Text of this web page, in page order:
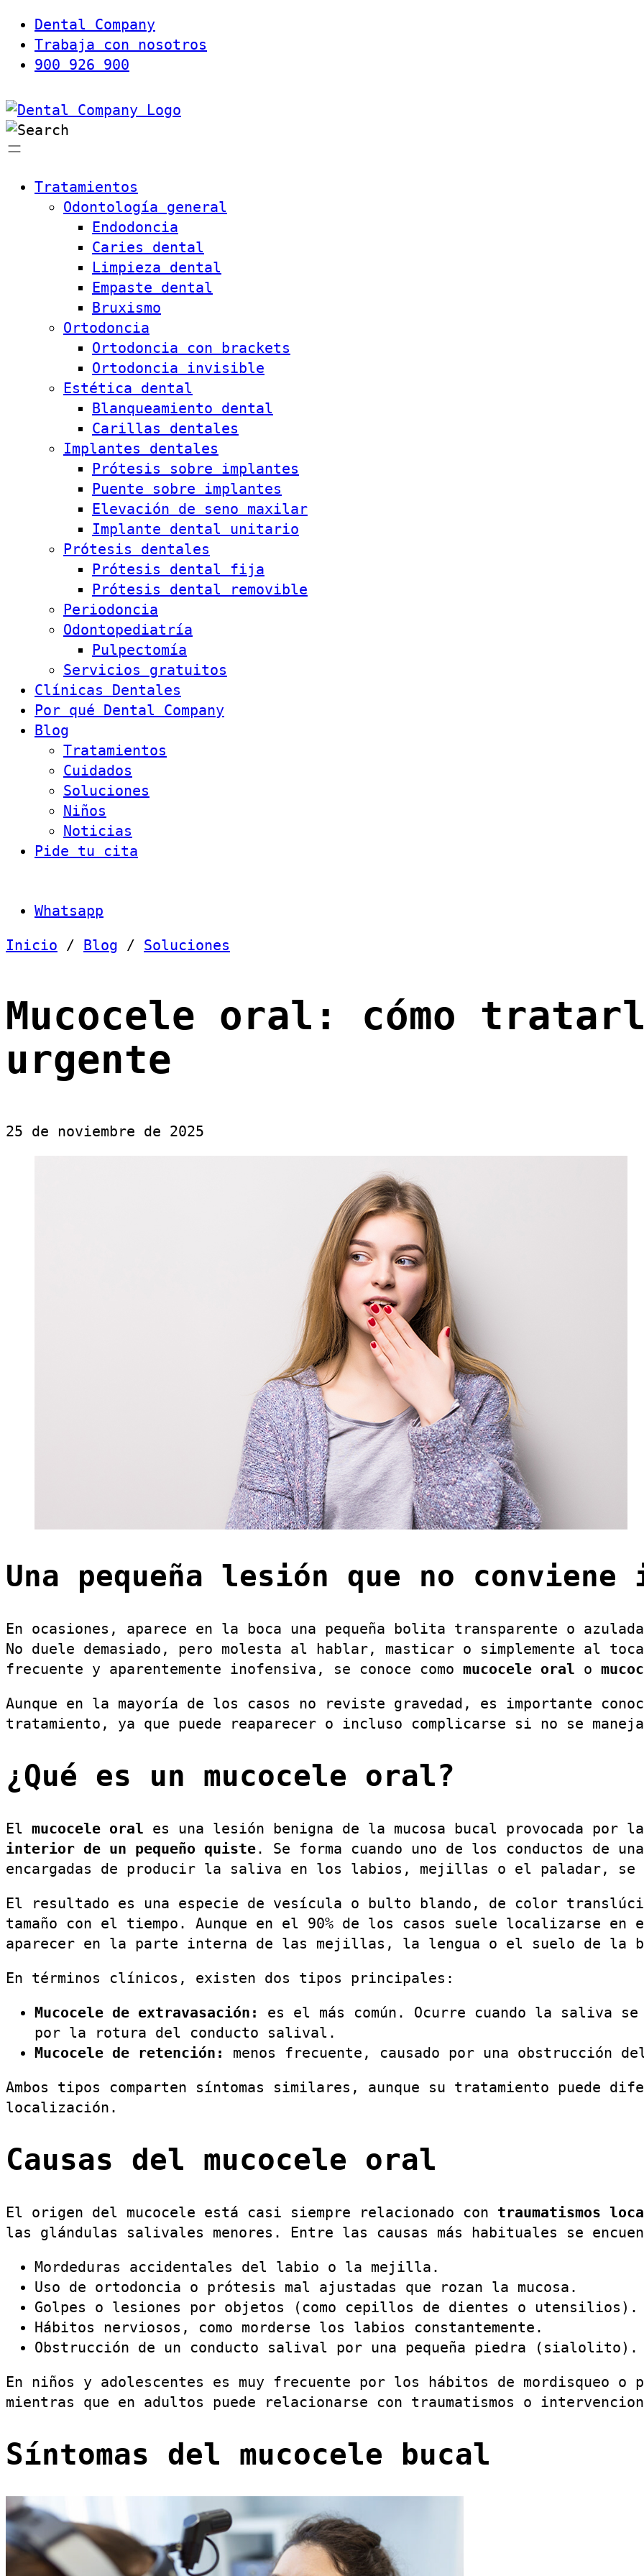
Dental Company
Trabaja con nosotros
900 926 900
Tratamientos
Odontología general
Endodoncia
Caries dental
Limpieza dental
Empaste dental
Bruxismo
Ortodoncia
Ortodoncia con brackets
Ortodoncia invisible
Estética dental
Blanqueamiento dental
Carillas dentales
Implantes dentales
Prótesis sobre implantes
Puente sobre implantes
Elevación de seno maxilar
Implante dental unitario
Prótesis dentales
Prótesis dental fija
Prótesis dental removible
Periodoncia
Odontopediatría
Pulpectomía
Servicios gratuitos
Clínicas Dentales
Por qué Dental Company
Blog
Tratamientos
Cuidados
Soluciones
Niños
Noticias
Pide tu cita
Whatsapp
Inicio / Blog / Soluciones
Mucocele oral: cómo
urgente
25 de noviembre de 2025
Una pequeña lesión que no conviene
En ocasiones, aparece en la boca una pequeña bolita transparente o
No duele demasiado, pero molesta al hablar, masticar o simplemente al
frecuente y aparentemente inofensiva, se conoce como mucocele oral o
Aunque en la mayoría de los casos no reviste gravedad, es importante
tratamiento, ya que puede reaparecer o incluso complicarse si no se
¿Qué es un mucocele oral?
El mucocele oral es una lesión benigna de la mucosa bucal provocada por la
interior de un pequeño quiste. Se forma cuando uno de los conductos de
encargadas de producir la saliva en los labios, mejillas o el paladar, se
El resultado es una especie de vesícula o bulto blando, de color
tamaño con el tiempo. Aunque en el 90% de los casos suele localizarse
aparecer en la parte interna de las mejillas, la lengua o el suelo de la
En términos clínicos, existen dos tipos principales:
Mucocele de extravasación:
es el más común. Ocurre cuando la
por la rotura del conducto salival.
Mucocele de retención:
menos frecuente, causado por una obstrucción
Ambos tipos comparten síntomas similares, aunque su tratamiento puede
localización.
Causas del mucocele oral
El origen del mucocele está casi siempre relacionado con traumatismos
las glándulas salivales menores. Entre las causas más habituales se
Mordeduras accidentales del labio o la mejilla.
Uso de ortodoncia o prótesis mal ajustadas que rozan la mucosa.
Golpes o lesiones por objetos (como cepillos de dientes o utensilios).
Hábitos nerviosos, como morderse los labios constantemente.
Obstrucción de un conducto salival por una pequeña piedra (sialolito).
En niños y adolescentes es muy frecuente por los hábitos de mordisqueo o
mientras que en adultos puede relacionarse con traumatismos o
Síntomas del mucocele bucal